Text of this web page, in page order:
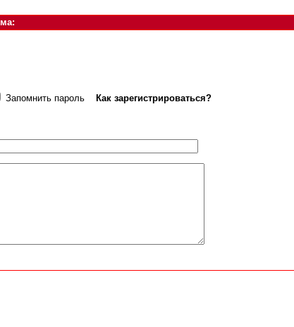
Запомнить пароль
Как зарегистрироваться?